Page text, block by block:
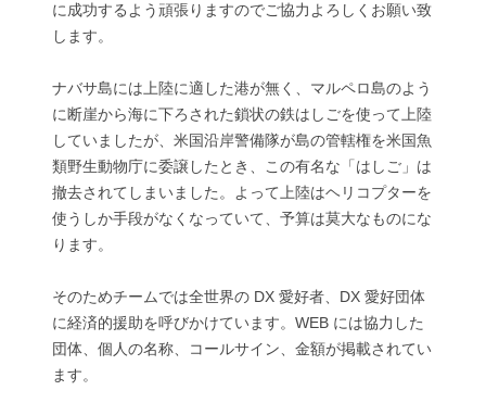
に成功するよう頑張りますのでご協力よろしくお願い致
します。
ナバサ島には上陸に適した港が無く、マルペロ島のよう
に断崖から海に下ろされた鎖状の鉄はしごを使って上陸
していましたが、米国沿岸警備隊が島の管轄権を米国魚
類野生動物庁に委譲したとき、この有名な「はしご」は
撤去されてしまいました。よって上陸はヘリコプターを
使うしか手段がなくなっていて、予算は莫大なものにな
ります。
そのためチームでは全世界の DX 愛好者、DX 愛好団体
に経済的援助を呼びかけています。WEB には協力した
団体、個人の名称、コールサイン、金額が掲載されてい
ます。